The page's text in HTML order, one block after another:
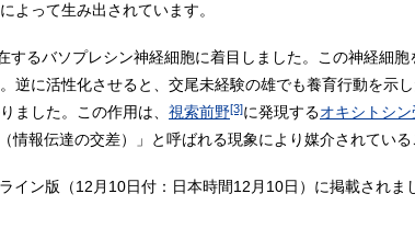
よって生み出されています。
するバソプレシン神経細胞に着目しました。この神経細
逆に活性化させると、交尾未経験の雄でも養育行動を示
ました。この作用は、 視索前野[3]に発現するオキシトシ
（情報伝達の交差）」と呼ばれる現象により媒介されてい
イン版（12月10日付：日本時間12月10日）に掲載されま